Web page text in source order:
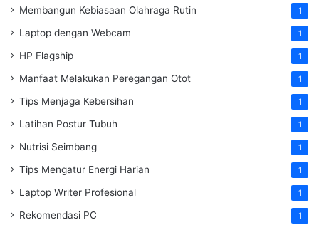
Membangun Kebiasaan Olahraga Rutin 1
Laptop dengan Webcam 1
HP Flagship 1
Manfaat Melakukan Peregangan Otot 1
Tips Menjaga Kebersihan 1
Latihan Postur Tubuh 1
Nutrisi Seimbang 1
Tips Mengatur Energi Harian 1
Laptop Writer Profesional 1
Rekomendasi PC 1